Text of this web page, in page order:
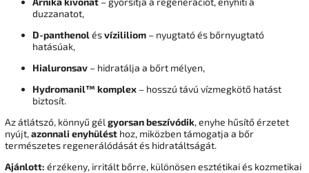
duzzanatot,
D-panthenolésvízililiom – nyugtató és bőrnyugtató
hatásúak,
Hialuronsav – hidratálja a bőrt mélyen,
Hydromanil™ komplex – hosszú távú vízmegkötő hatást
biztosít.
Az átlátszó, könnyű gél gyorsan beszívódik, enyhe hűsítő érzetet
nyújt,azonnali enyhülést hoz, miközben támogatja a bőr
természetes regenerálódását és hidratáltságát.
Ajánlott: érzékeny, irritált bőrre, különösen esztétikai és kozmetikai